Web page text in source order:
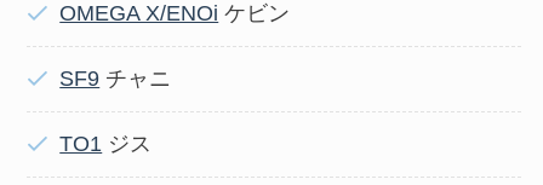
OMEGA X/ENOi ケビン
SF9 チャニ
TO1 ジス